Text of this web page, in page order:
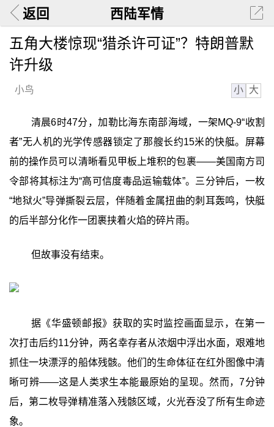
返回 西陆军情
五角大楼惊现“猎杀许可证”？特朗普默
许升级
小鸟 小 大
清晨6时47分，加勒比海东南部海域，一架MQ-9“收割
者”无人机的光学传感器锁定了那艘长约15米的快艇。屏幕
前的操作员可以清晰看见甲板上堆积的包裹——美国南方司
令部将其标注为“高可信度毒品运输载体”。三分钟后，一枚
“地狱火”导弹撕裂云层，伴随着金属扭曲的刺耳轰鸣，快艇
的后半部分化作一团裹挟着火焰的碎片雨。
但故事没有结束。
据《华盛顿邮报》获取的实时监控画面显示，在第一
次打击后约11分钟，两名幸存者从浓烟中浮出水面，艰难地
抓住一块漂浮的船体残骸。他们的生命体征在红外图像中清
晰可辨——这是人类求生本能最原始的呈现。然而，7分钟
后，第二枚导弹精准落入残骸区域，火光吞没了所有生命迹
象。